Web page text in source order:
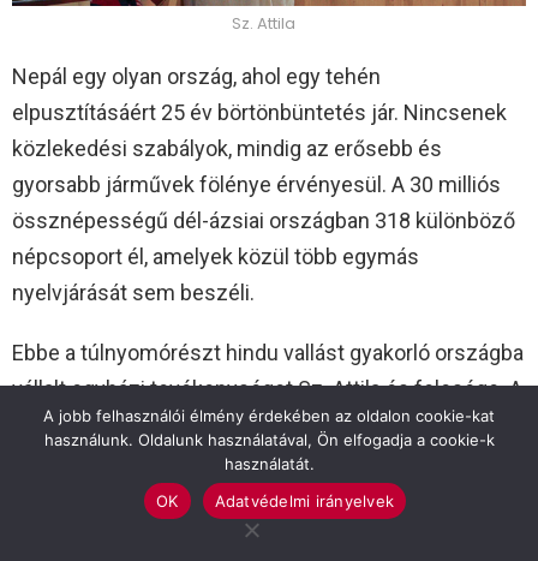
Sz. Attila
Nepál egy olyan ország, ahol egy tehén
elpusztításáért 25 év börtönbüntetés jár. Nincsenek
közlekedési szabályok, mindig az erősebb és
gyorsabb járművek fölénye érvényesül. A 30 milliós
össznépességű dél-ázsiai országban 318 különböző
népcsoport él, amelyek közül több egymás
nyelvjárását sem beszéli.
Ebbe a túlnyomórészt hindu vallást gyakorló országba
vállalt egyházi tevékenységet Sz. Attila és felesége. A
teljes nevüket az ő kérdésükre nem közölhetjük,
mivel az államban még ma is tart a
keresztényüldözés, így ezt a munkát
börtönbüntetéssel sújtják. Az eredetileg pedagógus
A jobb felhasználói élmény érdekében az oldalon cookie-kat
használunk. Oldalunk használatával, Ön elfogadja a cookie-k
használatát.
OK
Adatvédelmi irányelvek